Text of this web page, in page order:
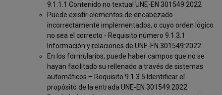
9.1.1.1 Contenido no textual UNE-EN 301549:2022
Puede existir elementos de encabezado
incorrectamente implementados, o cuyo orden lógico
no sea el correcto - Requisito número 9.1.3.1
Información y relaciones de UNE-EN 301549:2022
En los formularios, puede haber campos que no se
hayan facilitado su rellenado a través de sistemas
automáticos – Requisito 9.1.3.5 Identificar el
propósito de la entrada UNE-EN 301549:2022